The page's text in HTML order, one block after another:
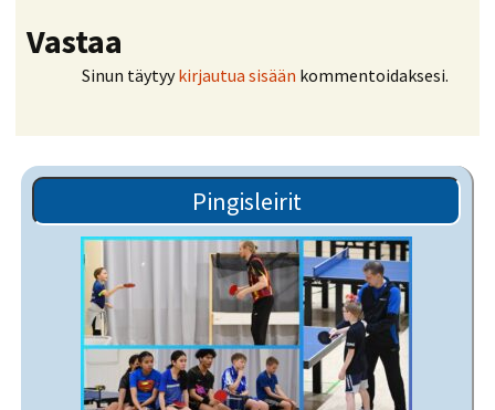
Vastaa
Sinun täytyykirjautua sisään kommentoidaksesi.
Pingisleirit